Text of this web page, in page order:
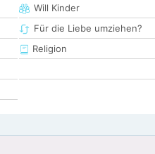
Will Kinder
Für die Liebe umziehen?
Religion